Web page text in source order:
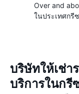
Over and
ในประเทศกรีซ
บริษัทให้เช่า
บริการในกรี